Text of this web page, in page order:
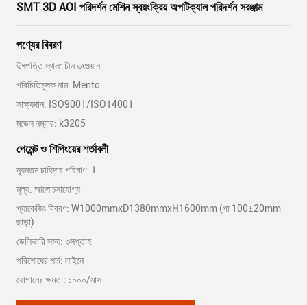
SMT 3D AOI পরিদর্শন মেশিন স্বয়ংক্রিয় অপটিক্যাল পরিদর্শন সরঞ্জাম
পণ্যের বিবরণ
উৎপত্তি স্থল: চীন ডংগুয়ান
পরিচিতিমুলক নাম: Mento
সাক্ষ্যদান: ISO9001/ISO14001
মডেল নম্বার: k3205
পেমেন্ট ও শিপিংয়ের শর্তাবলী
ন্যূনতম চাহিদার পরিমাণ: 1
মূল্য: আলোচনাযোগ্য
প্যাকেজিং বিবরণ: W1000mmxD1380mmxH1600mm (পা 100±20mm
ছাড়া)
ডেলিভারি সময়: ৩সপ্তাহ
পরিশোধের শর্ত: লাইনে
যোগানের ক্ষমতা: ১০০০/মাস